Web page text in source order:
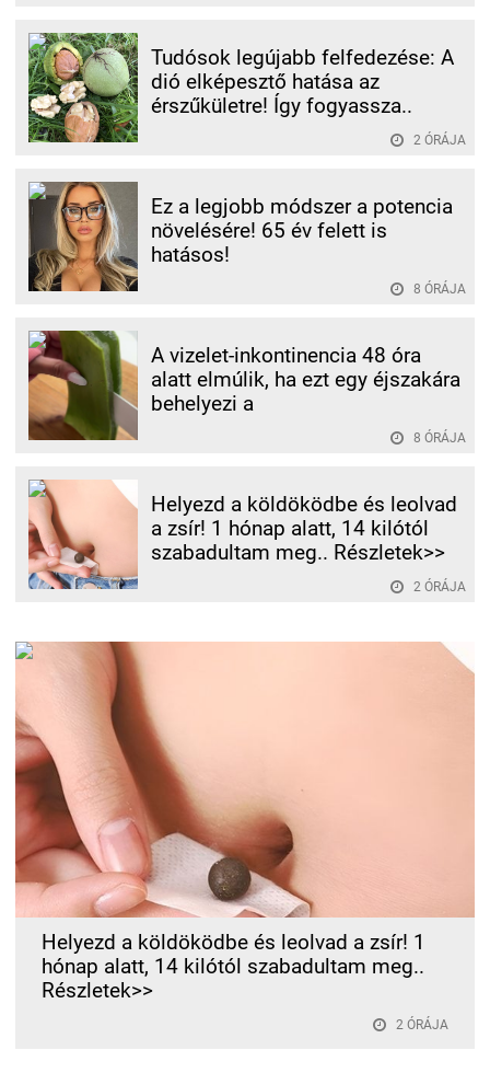
Tudósok legújabb felfedezése: A
dió elképesztő hatása az
érszűkületre! Így fogyassza..
2 ÓRÁJA
Ez a legjobb módszer a potencia
növelésére! 65 év felett is
hatásos!
8 ÓRÁJA
A vizelet-inkontinencia 48 óra
alatt elmúlik, ha ezt egy éjszakára
behelyezi a
8 ÓRÁJA
Helyezd a köldöködbe és leolvad
a zsír! 1 hónap alatt, 14 kilótól
szabadultam meg.. Részletek>>
2 ÓRÁJA
Helyezd a köldöködbe és leolvad a zsír! 1
hónap alatt, 14 kilótól szabadultam meg..
Részletek>>
2 ÓRÁJA